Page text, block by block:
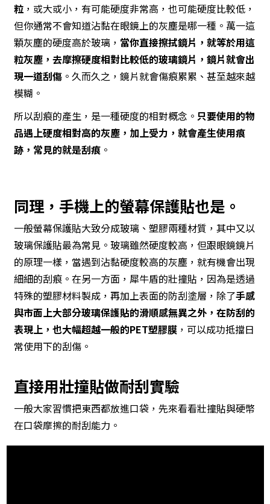
粒，或大或小，有可能硬度非常高，也可能硬度比較低，
但你通常不會知道沾黏在眼鏡上的灰塵是哪一種。萬一這
顆灰塵的硬度高於玻璃， 當你直接擦拭鏡片，就等於用這
粒灰塵，去摩擦硬度相對比較低的玻璃鏡片，鏡片就會出
現一道刮傷。久而久之，鏡片就會傷痕累累、甚至越來越
模糊。
所以刮痕的產生，是一種硬度的相對概念。 只要使用的物
品遇上硬度相對高的灰塵，加上受力，就會產生使用痕
跡，常見的就是刮痕。
同理，手機上的螢幕保護貼也是。
一般螢幕保護貼大致分成玻璃、塑膠兩種材質，其中又以
玻璃保護貼最為常見。玻璃雖然硬度較高，但跟眼鏡鏡片
的原理一樣，當遇到沾黏硬度較高的灰塵，就有機會出現
細細的刮痕。在另一方面，犀牛盾的壯撞貼，因為是透過
特殊的塑膠材料製成，再加上表面的防刮塗層，除了手感
與市面上大部分玻璃保護貼的滑順感無異之外，在防刮的
表現上，也大幅超越一般的PET塑膠膜，可以成功抵擋日
常使用下的刮傷。
直接用壯撞貼做耐刮實驗
一般大家習慣把東西都放進口袋，先來看看壯撞貼與硬幣
在口袋摩擦的耐刮能力。